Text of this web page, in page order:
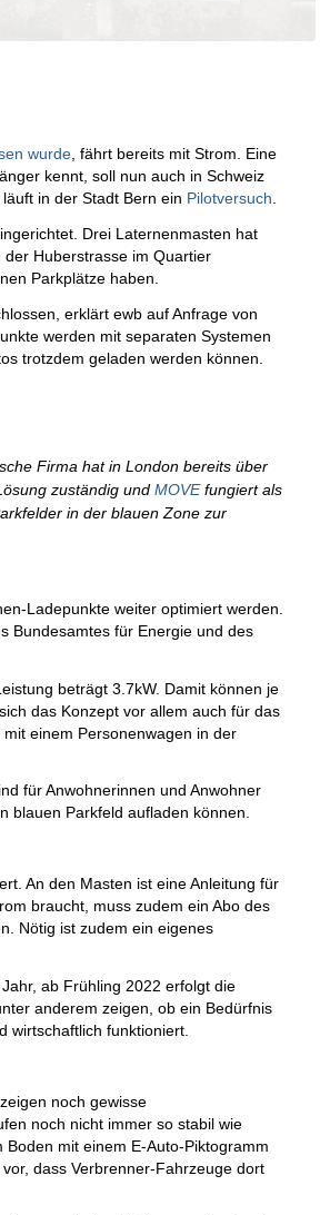
wurde, fährt bereits mit Strom. Eine
kennt, soll nun auch in Schweiz
in der Stadt Bern ein Pilotversuch.
Drei Laternenmasten hat
Huberstrasse im Quartier
Parkplätze haben.
erklärt ewb auf Anfrage von
werden mit separaten Systemen
trotzdem geladen werden können.
Firma hat in London bereits über
zuständig und MOVEfungiert als
in der blauen Zone zur
Ladepunkte weiter optimiert werden.
Bundesamtes für Energie und des
beträgt 3.7kW. Damit können je
das Konzept vor allem auch für das
einem Personenwagen in der
für Anwohnerinnen und Anwohner
blauen Parkfeld aufladen können.
An den Masten ist eine Anleitung für
braucht, muss zudem ein Abo des
Nötig ist zudem ein eigenes
ab Frühling 2022 erfolgt die
anderem zeigen, ob ein Bedürfnis
wirtschaftlich funktioniert.
noch gewisse
noch nicht immer so stabil wie
mit einem E-Auto-Piktogramm
dass Verbrenner-Fahrzeuge dort